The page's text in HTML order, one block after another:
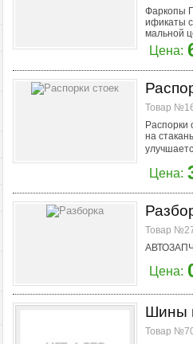
Фаркопы
ификаты
мальной
Цена:
Товар
Распорки
на
Цена:
Товар
Цена:
Шины
Товар